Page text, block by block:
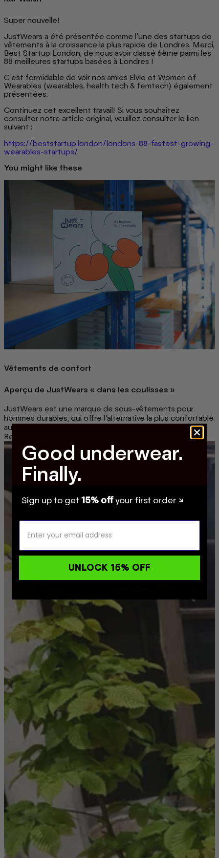
Super nouvelle!
JustWears a été présentée comme l'une des startups de
vêtements à la croissance la plus rapide de Londres. Merci,
Best Startup London, de nous avoir classé 6ème parmi les
88 meilleures startups basées à Londres !
C'est formidable de voir nos amies Elvie et Women of
Wearables (wearables, health tech & femtech) également
présentées.
Continuez cet excellent travail! Si vous souhaitez
consulter notre article original, veuillez consulter le lien
suivant :
https://beststartup.london/londons-88-fastest-growing-
wearables-startups/
You might like these
Vêtements de confort
Aperçu de JustWears « dans les coulisses »
JustWears est une marque de sous-vêtements pour
hommes durables, qui offre l'alternative la plus confortable
aux boxers et slips classiques.
Read more
Good underwear.
Finally.
Sign up to get 15% offyour first order ↘
UNLOCK 15% OFF